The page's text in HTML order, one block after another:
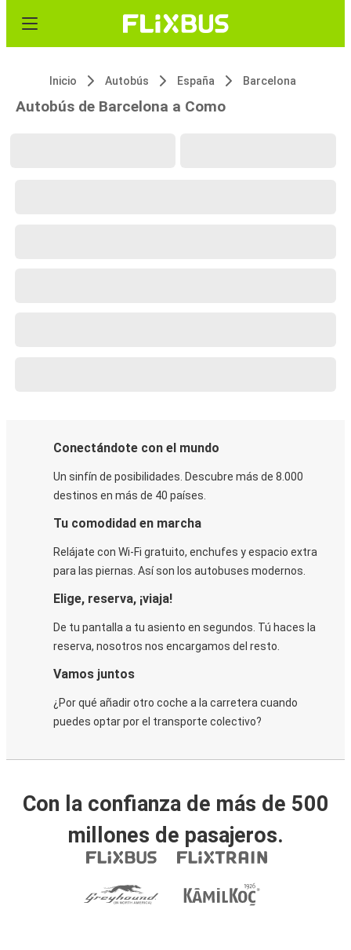
Inicio Autobús España Barcelona
Autobús de Barcelona a Como
Conectándote con el mundo
Un sinfín de posibilidades. Descubre más de 8.000
destinos en más de 40 países.
Tu comodidad en marcha
Relájate con Wi-Fi gratuito, enchufes y espacio extra
para las piernas. Así son los autobuses modernos.
Elige, reserva, ¡viaja!
De tu pantalla a tu asiento en segundos. Tú haces la
reserva, nosotros nos encargamos del resto.
Vamos juntos
¿Por qué añadir otro coche a la carretera cuando
puedes optar por el transporte colectivo?
Con la confianza de más de 500
millones de pasajeros.